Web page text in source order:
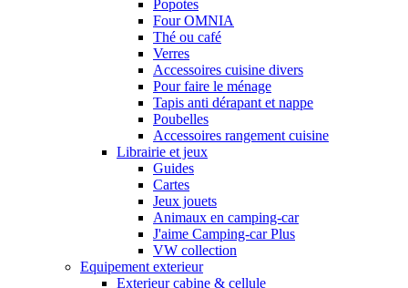
Popotes
Four OMNIA
Thé ou café
Verres
Accessoires cuisine divers
Pour faire le ménage
Tapis anti dérapant et nappe
Poubelles
Accessoires rangement cuisine
Librairie et jeux
Guides
Cartes
Jeux jouets
Animaux en camping-car
J'aime Camping-car Plus
VW collection
Equipement exterieur
Exterieur cabine & cellule